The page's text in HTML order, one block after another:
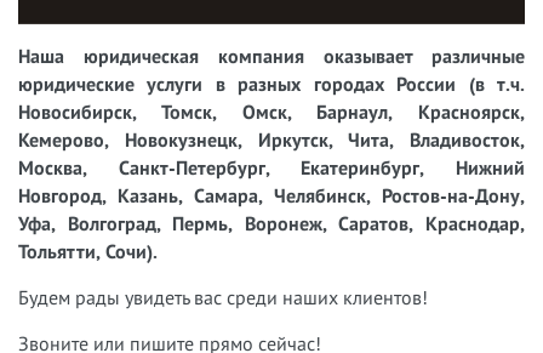
Наша юридическая компания оказывает различные
юридические услуги в разных городах России (в т.ч.
Новосибирск, Томск, Омск, Барнаул, Красноярск,
Кемерово, Новокузнецк, Иркутск, Чита, Владивосток,
Москва, Санкт-Петербург, Екатеринбург, Нижний
Новгород, Казань, Самара, Челябинск, Ростов-на-Дону,
Уфа, Волгоград, Пермь, Воронеж, Саратов, Краснодар,
Тольятти, Сочи).
Будем рады увидеть вас среди наших клиентов!
Звоните или пишите прямо сейчас!